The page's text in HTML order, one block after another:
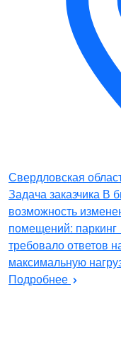
Свердловская
Задача заказчика В
возможность
помещений:
требовало ответов
максимальную
Подробнее